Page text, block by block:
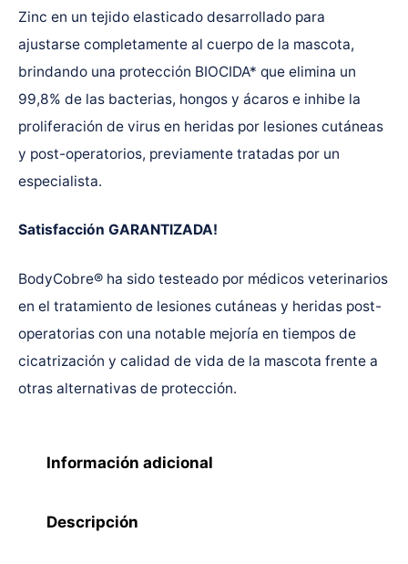
Zinc en un tejido elasticado desarrollado para
ajustarse completamente al cuerpo de la mascota,
brindando una protección BIOCIDA* que elimina un
99,8% de las bacterias, hongos y ácaros e inhibe la
proliferación de virus en heridas por lesiones cutáneas
y post-operatorios, previamente tratadas por un
especialista.
Satisfacción GARANTIZADA!
BodyCobre® ha sido testeado por médicos veterinarios
en el tratamiento de lesiones cutáneas y heridas post-
operatorias con una notable mejoría en tiempos de
cicatrización y calidad de vida de la mascota frente a
otras alternativas de protección.
Información adicional
Descripción